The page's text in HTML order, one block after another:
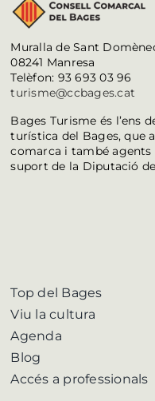
Muralla de Sant
08241 Manresa
Telèfon: 93 693 03 96
turisme@ccbages.cat
Bages Turisme és l’ens
turística del Bages, que
comarca i també
suport de la Diputació
Top del Bages
Viu la cultura
Agenda
Blog
Accés a professionals